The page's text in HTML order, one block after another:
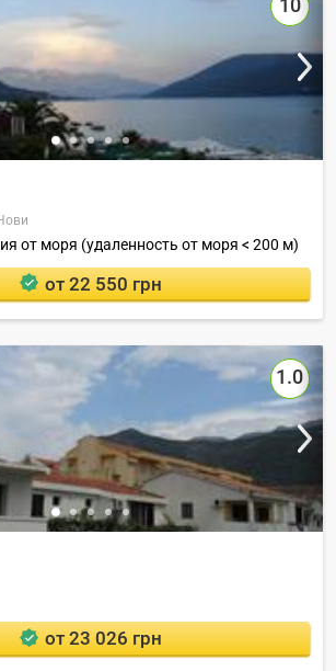
10
от моря (удаленность от моря < 200 м)
от 22 550 грн
1.0
от 23 026 грн